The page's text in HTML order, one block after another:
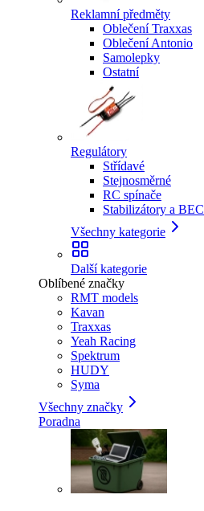
Reklamní předměty
Oblečení Traxxas
Oblečení Antonio
Samolepky
Ostatní
Regulátory
Střídavé
Stejnosměrné
RC spínače
Stabilizátory a BEC
Všechny kategorie
Další kategorie
Oblíbené značky
RMT models
Kavan
Traxxas
Yeah Racing
Spektrum
HUDY
Syma
Všechny značky
Poradna